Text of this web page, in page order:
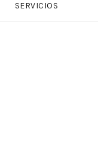
SERVICIOS